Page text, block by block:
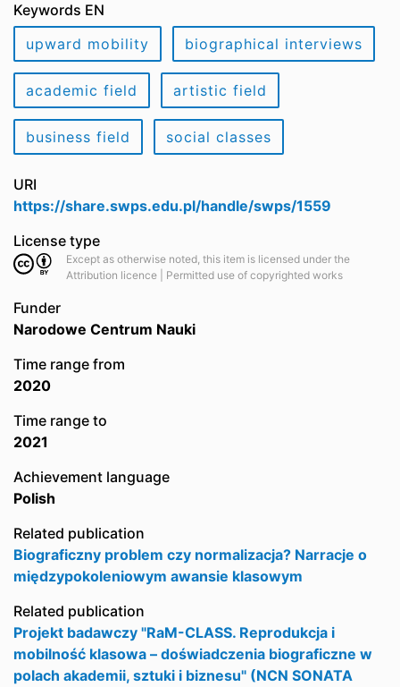
Keywords EN
upward mobility
biographical interviews
academic field artistic field
business field social classes
URI
https://share.swps.edu.pl/handle/swps/1559
License type
Except as otherwise noted, this item is licensed under the
Attribution licence | Permitted use of copyrighted works
Funder
Narodowe Centrum Nauki
Time range from
2020
Time range to
2021
Achievement language
Polish
Related publication
Biograficzny problem czy normalizacja? Narracje o
międzypokoleniowym awansie klasowym
Related publication
Projekt badawczy "RaM-CLASS. Reprodukcja i
mobilność klasowa – doświadczenia biograficzne w
polach akademii, sztuki i biznesu" (NCN SONATA